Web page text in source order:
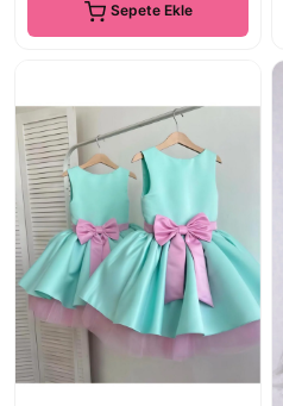
Sepete Ekle